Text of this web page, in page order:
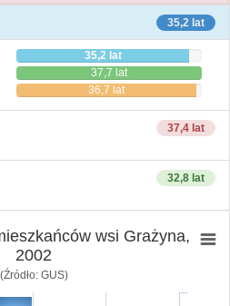
35,2 lat
35,2 lat
37,7 lat
36,7 lat
37,4 lat
32,8 lat
wsi Grażyna,
2002
(Źródło: GUS)